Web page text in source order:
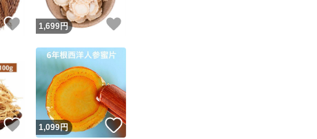
いいね！
1,699円
いいね！
1,099円 いいね！